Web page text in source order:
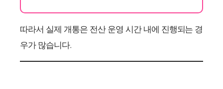
따라서 실제 개통은 전산 운영 시간 내에 진행되는 경
우가 많습니다.